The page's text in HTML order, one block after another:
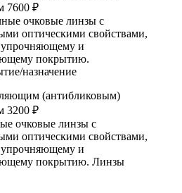
7600 ₽
очковые линзы с
оптическими свойствами,
упрочняющему и
покрытию.
назначение
(антибликовым)
3200 ₽
очковые линзы с
оптическими свойствами,
упрочняющему и
покрытию. Линзы